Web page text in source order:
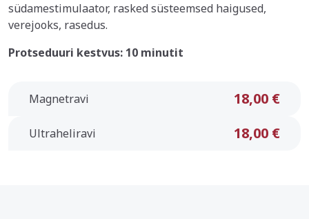
südamestimulaator, rasked süsteemsed haigused,
verejooks, rasedus.
Protseduuri kestvus: 10 minutit
Magnetravi 18,00 €
Ultraheliravi 18,00 €